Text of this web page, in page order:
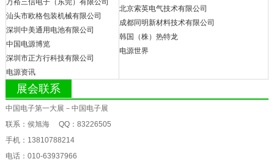
汕头市欧格包装机械有限公司
深圳中美通用电池有限公司
中国电源博览
深圳市正方行科技有限公司
电源资讯
北京索英电气技术有限公司
成都同明新材料技术有限公司
韩国（株）热特龙
电源世界
展会联系
中国电子第一大展－中国电子展
联系：侯旭海 QQ：83226505
手机：13810788214
电话：010-63937966